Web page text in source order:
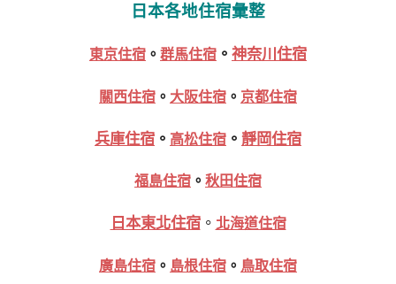
日本各地住宿彙整
東京住宿 。 群馬住宿 。 神奈川住宿
關西住宿 。 大阪住宿 。 京都住宿
兵庫住宿 。 高松住宿 。 靜岡住宿
福島住宿 。 秋田住宿
日本東北住宿。 北海道住宿
廣島住宿 。 島根住宿 。 鳥取住宿